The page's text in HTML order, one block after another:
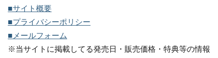
■サイト概要
■プライバシーポリシー
■メールフォーム
※当サイトに掲載してる発売日・販売価格・特典等の情報